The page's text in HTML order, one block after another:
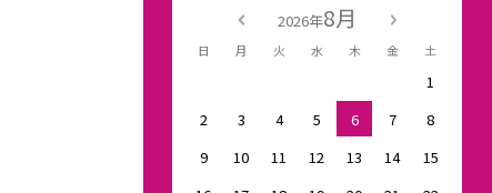
2026年8月
日 月 火 水 木 金 土
1
2
3 4 5 6 7
8
9
10 11 12 13 14
15